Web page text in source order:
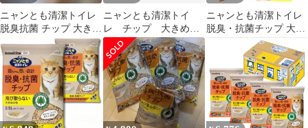
ニャンとも清潔トイレ
脱臭抗菌 チップ 大きめ
の粒 大容量 4.4L × 2袋
ニャンとも清潔トイ
レ チップ 大きめの
粒 約7L
ニャンとも清潔トイレ
脱臭・抗菌チップ 大き
めの粒 2.5L 3個セッ
ト まとめ売り